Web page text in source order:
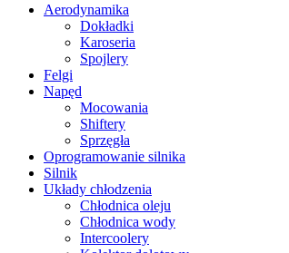
Aerodynamika
Dokładki
Karoseria
Spojlery
Felgi
Napęd
Mocowania
Shiftery
Sprzęgła
Oprogramowanie silnika
Silnik
Układy chłodzenia
Chłodnica oleju
Chłodnica wody
Intercoolery